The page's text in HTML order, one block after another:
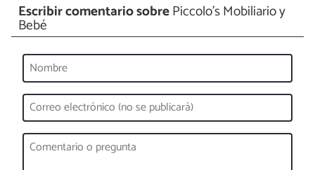
Escribir comentario sobrePiccolo's Mobiliario y
Bebé